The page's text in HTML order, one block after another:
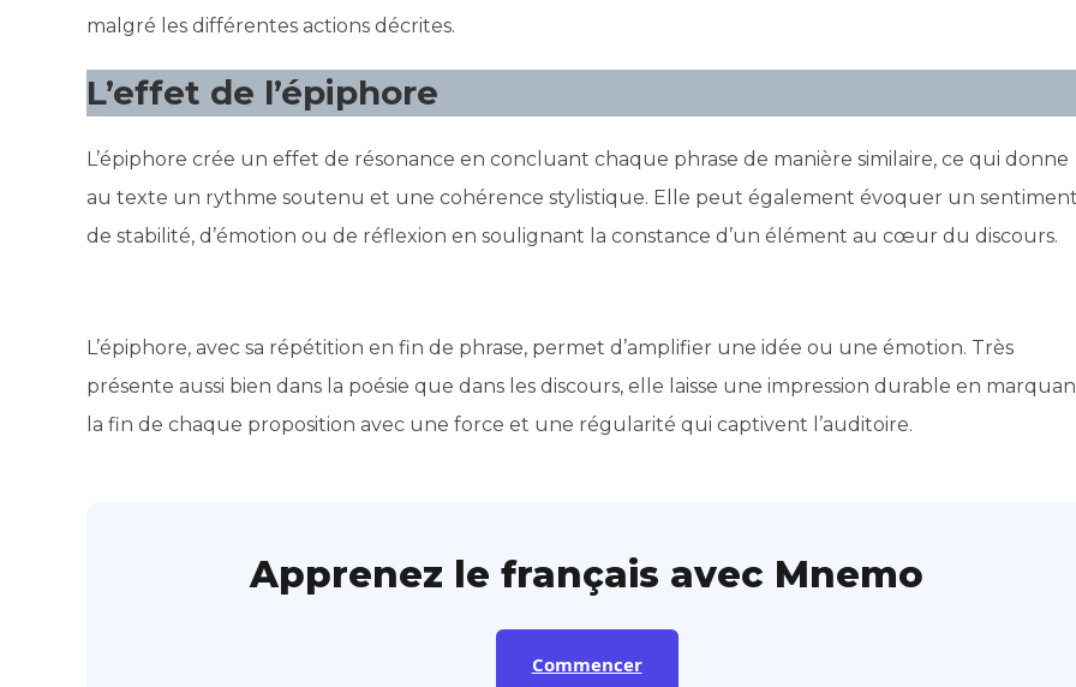
malgré les différentes actions décrites.
L’effet de l’épiphore
L’épiphore crée un effet de résonance en concluant chaque phrase de manière similaire, ce qui donne
au texte un rythme soutenu et une cohérence stylistique. Elle peut également évoquer un
de stabilité, d’émotion ou de réflexion en soulignant la constance d’un élément au cœur du discours.
L’épiphore, avec sa répétition en fin de phrase, permet d’amplifier une idée ou une émotion. Très
présente aussi bien dans la poésie que dans les discours, elle laisse une impression durable en
la fin de chaque proposition avec une force et une régularité qui captivent l’auditoire.
Apprenez le français avec Mnemo
Commencer